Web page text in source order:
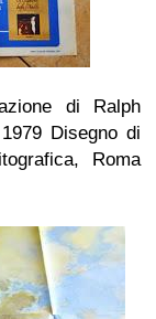
di Ralph
Disegno di
Roma